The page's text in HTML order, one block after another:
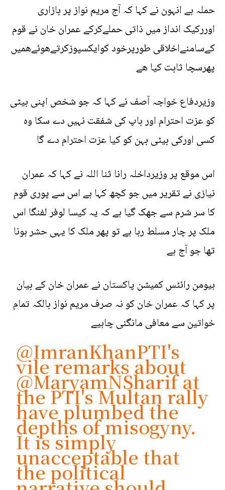
حملہ ہے انہون نے کہا کہ آج مریم نواز پر بازاری
اوررکیک انداز میں ذاتی حملےکرکے عمران خان نے قوم
کےسامنےاخلاقی طورپرخود کوایکسپوزکرتےھوئےھمیں
پھرسچا ثابت کیا ھے
وزیردفاع خواجہ آصف نے کہا کہ جو شخص اپنی بیٹی
کو عزت احترام اور باپ کی شفقت نہیں دے سکا وہ
کسی اورکی بیٹی بہن کو کیا عزت احترام دے گا
اس موقع پر وزیرداخلہ رانا ثنا اللہ نے کہا کہ عمران
نیازی نے تقریر میں جو کچھ کہا ہے اس سے پوری قوم
کا سر شرم سے جھک گیا ہے کہ یہ کیسا لوفر لفنگا اس
ملک پر چار مسلط رہا ہے تو پھر ملک کا یہی حشر ہونا
تھا جو آج ہے
ہیومن رائٹس کمیشن پاکستان نے عمران خان کے بیان
پر کہا کہ عمران خان کو نہ صرف مریم نواز بالکہ تمام
خواتین سے معافی مانگنی چاہیے
@ImranKhanPTI's
vile remarks about
@MaryamNSharifat
the PTI's Multan rally
have plumbed the
depths of misogyny.
It is simply
unacceptable that
the political